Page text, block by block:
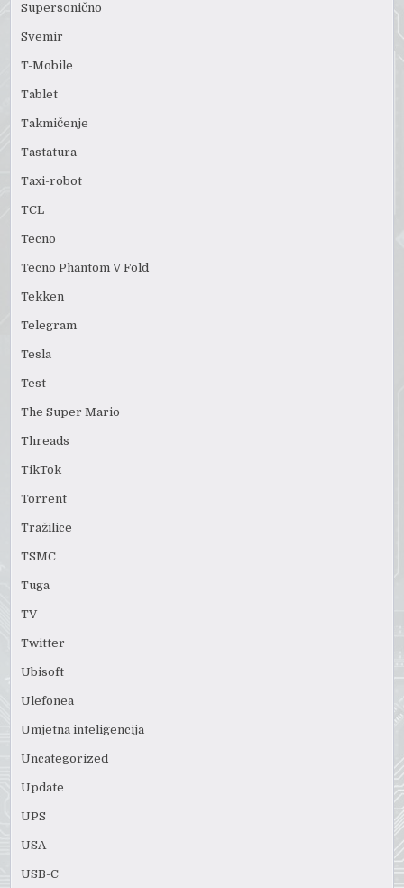
Supersonično
Svemir
T-Mobile
Tablet
Takmičenje
Tastatura
Taxi-robot
TCL
Tecno
Tecno Phantom V Fold
Tekken
Telegram
Tesla
Test
The Super Mario
Threads
TikTok
Torrent
Tražilice
TSMC
Tuga
TV
Twitter
Ubisoft
Ulefonea
Umjetna inteligencija
Uncategorized
Update
UPS
USA
USB-C